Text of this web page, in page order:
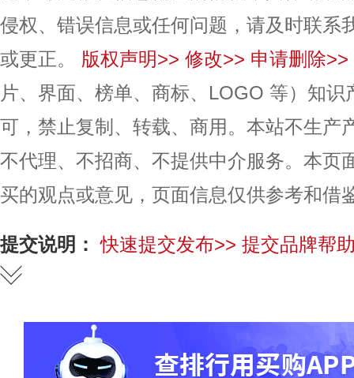
侵权、错误信息或任何问题，请及时联系
或更正。
版权声明>> 修改>> 申请删除>>
片、界面、榜单、商标、LOGO 等）知
可，禁止复制、转载、商用。本站不生产
不代理、不招商、不提供中介服务。本页
买的观点或意见，页面信息仅供参考和借
提交说明： 快速提交发布>> 提交品牌帮